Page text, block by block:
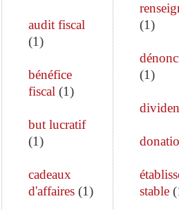
audit fiscal
(1)
bénéfice
fiscal (1)
but lucratif
(1)
cadeaux
d'affaires(1)
(1)
(1)
stable(